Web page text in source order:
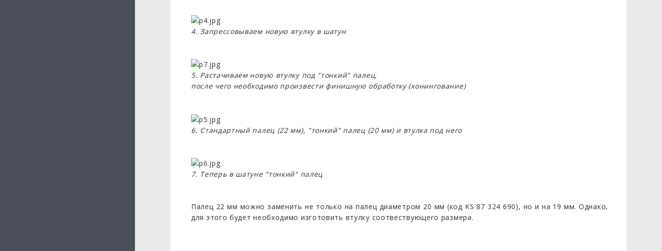
4. Запрессовываем новую втулку в шатун
5. Растачиваем новую втулку под "тонкий" палец,
после чего необходимо произвести финишную обработку (хонингование)
6. Стандартный палец (22 мм), "тонкий" палец (20 мм) и втулка под него
7. Теперь в шатуне "тонкий" палец
Палец 22 мм можно заменить не только на палец диаметром 20 мм (код KS 87 324 690), но и на 19 мм. Однако,
для этого будет необходимо изготовить втулку соотвествующего размера.